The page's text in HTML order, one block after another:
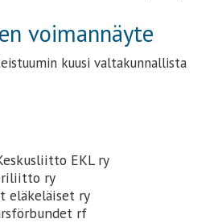
voimannäyte
kuusi valtakunnallista
EKL ry
ry
eläkeläiset ry
rf